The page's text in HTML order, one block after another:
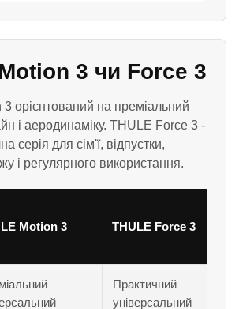
3 чи Force 3
орієнтований на преміальний
і аеродинаміку. THULE Force 3 -
серія для сім'ї, відпустки,
і регулярного використання.
Motion 3 THULE Force 3
Практичний
універсальний